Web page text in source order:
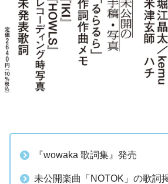
『wowaka 歌詞集』発売
未公開楽曲「NOTOK」の歌詞